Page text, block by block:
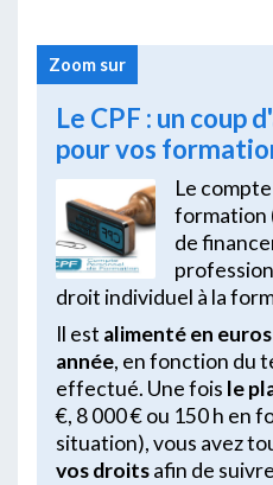
Zoom sur
Le CPF : un coup
pour vos
Le
formation
de
droit individuel à la
Il est alimenté en
année, en fonction du
effectué. Une fois le
€, 8 000 € ou 150 h en
situation), vous avez
vos droitsafin de